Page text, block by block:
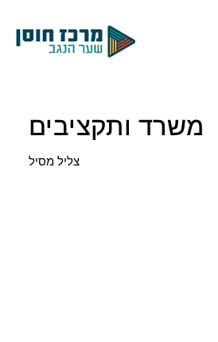
משרד ותקציבים
צליל מסיל